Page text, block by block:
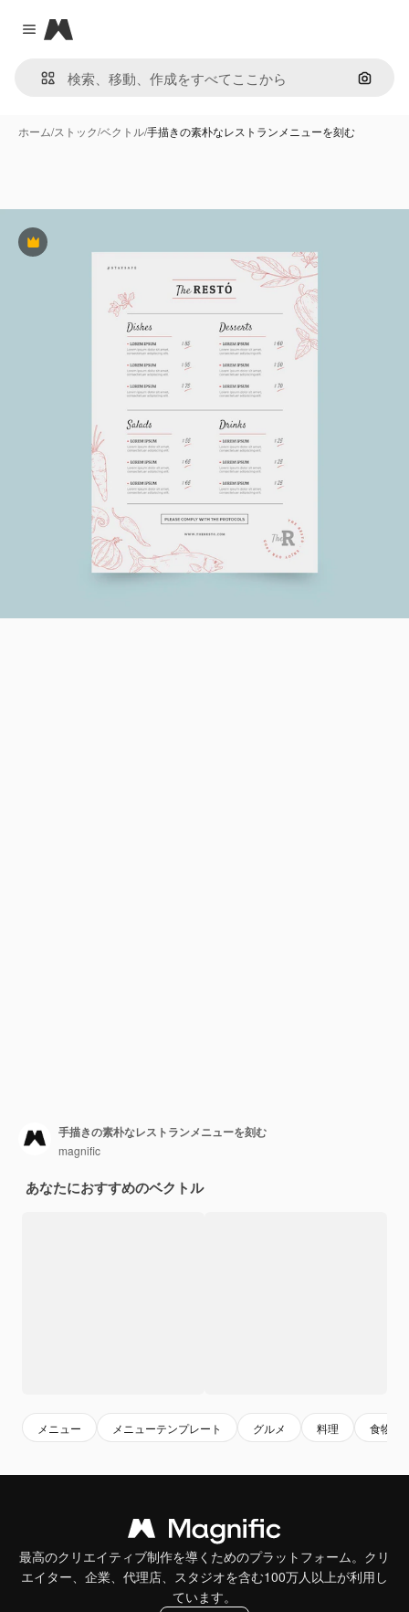
Close menu
Magnific
画像で
ホーム/ストック/ベクトル/手描きの素朴なレストランメニューを刻む
Premium
手描きの素朴なレストランメニューを刻む
magnific
あなたにおすすめのベクトル
メニュー メニューテンプレート グルメ 料理 食物
最高のクリエイティブ制作を導くためのプラットフォーム。クリ
エイター、企業、代理店、スタジオを含む100万人以上が利用し
ています。